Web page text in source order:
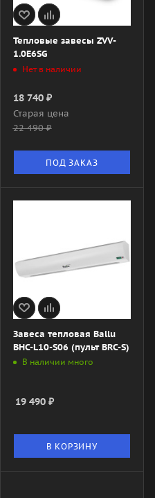
Тепловые завесы ZVV-
1.0E6SG
Нет в наличии
18 740₽
Старая цена
22 490₽
ПОД ЗАКАЗ
Завеса тепловая Ballu
BHC-L10-S06 (пульт BRC-S)
В наличии много
19 490₽
В КОРЗИНУ